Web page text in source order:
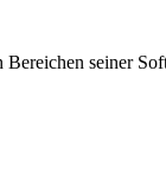
seiner